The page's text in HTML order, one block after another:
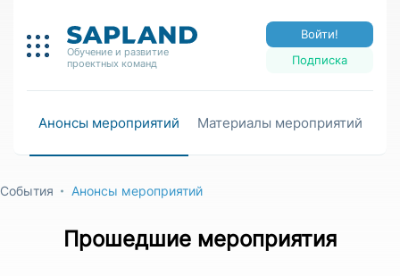
Обучение и развитие
проектных команд
Подписка
Войти!
Анонсы мероприятий Материалы мероприятий
События Анонсы мероприятий
Прошедшие мероприятия